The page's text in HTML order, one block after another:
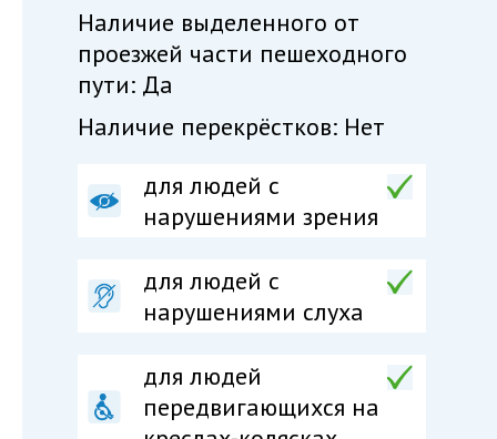
Наличие выделенного от
проезжей части пешеходного
пути: Да
Наличие перекрёстков: Нет
для людей с
нарушениями зрения
для людей с
нарушениями слуха
для людей
передвигающихся на